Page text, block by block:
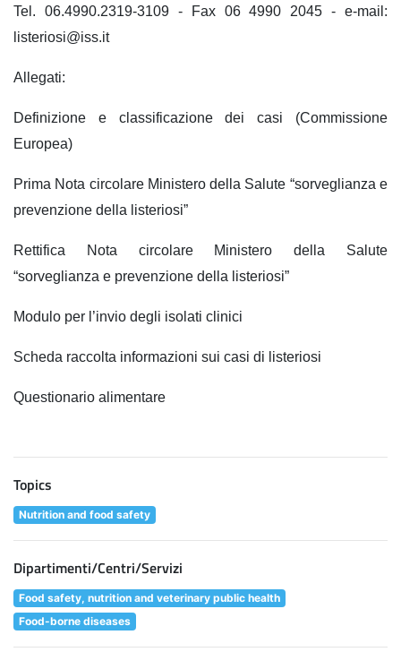
Tel. 06.4990.2319-3109 - Fax 06 4990 2045 - e-mail:
listeriosi@iss.it
Allegati:
Definizione e classificazione dei casi (Commissione
Europea)
Prima Nota circolare Ministero della Salute “sorveglianza e
prevenzione della listeriosi”
Rettifica Nota circolare Ministero della Salute
“sorveglianza e prevenzione della listeriosi”
Modulo per l’invio degli isolati clinici
Scheda raccolta informazioni sui casi di listeriosi
Questionario alimentare
Topics
Nutrition and food safety
Dipartimenti/Centri/Servizi
Food safety, nutrition and veterinary public health
Food-borne diseases